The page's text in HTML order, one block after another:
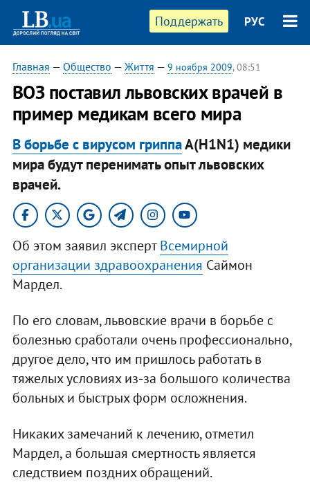
Поддержать РУС
Главная — Общество — Життя — 9 ноября 2009, 08:51
ВОЗ поставил львовских врачей в
пример медикам всего мира
В борьбе с вирусом гриппаА(Н1N1) медики
мира будут перенимать опыт львовских
врачей.
Об этом заявил экспертВсемирной
организации здравоохранения Саймон
Мардел.
По его словам, львовские врачи в борьбе с
болезнью сработали очень профессионально,
другое дело, что им пришлось работать в
тяжелых условиях из-за большого количества
больных и быстрых форм осложнения.
Никаких замечаний к лечению, отметил
Мардел, а большая смертность является
следствием поздних обращений.